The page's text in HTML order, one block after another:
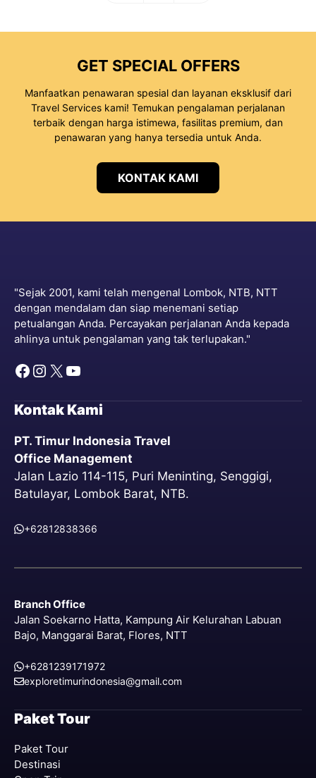
GET SPECIAL OFFERS
Manfaatkan penawaran spesial dan layanan eksklusif dari
Travel Services kami! Temukan pengalaman perjalanan
terbaik dengan harga istimewa, fasilitas premium, dan
penawaran yang hanya tersedia untuk Anda.
KONTAK KAMI
"Sejak 2001, kami telah mengenal Lombok, NTB, NTT
dengan mendalam dan siap menemani setiap
petualangan Anda. Percayakan perjalanan Anda kepada
ahlinya untuk pengalaman yang tak terlupakan."
Kontak Kami
PT. Timur Indonesia Travel
Office Management
Jalan Lazio 114-115, Puri Meninting, Senggigi,
Batulayar, Lombok Barat, NTB.
+62812838366
Branch Office
Jalan Soekarno Hatta, Kampung Air Kelurahan Labuan
Bajo, Manggarai Barat, Flores, NTT
+6281239171972
exploretimurindonesia@gmail.com
Paket Tour
Paket Tour
Destinasi